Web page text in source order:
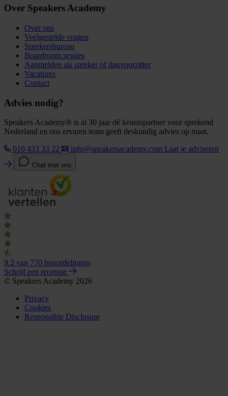
Over Speakers Academy
Over ons
Veelgestelde vragen
Sprekersbureau
Boardroom sessies
Aanmelden als spreker of dagvoorzitter
Vacatures
Contact
Advies nodig?
Speakers Academy® is al 30 jaar dé kennispartner voor sprekend
Nederland en ons ervaren team geeft deskundig advies op maat.
010 433 33 22
info@speakersacademy.com Laat je adviseren
Chat met ons
9.2 van 770 beoordelingen
Schrijf een recensie
© Speakers Academy 2026
Privacy
Cookies
Responsible Disclosure